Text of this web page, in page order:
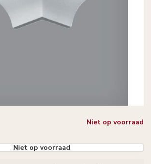
Niet op voorraad
Niet op voorraad